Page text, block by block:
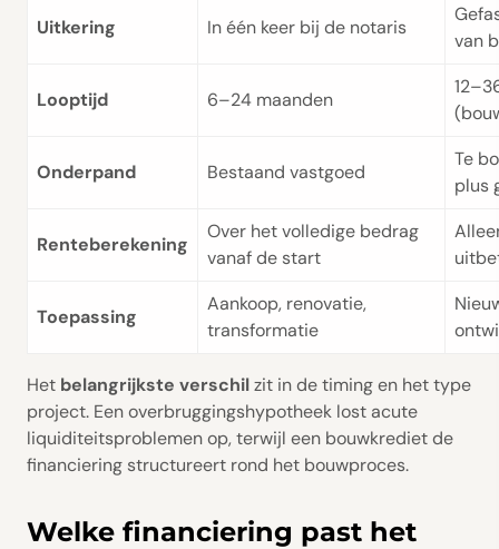
Uitkering In één keer bij de notaris
van
Looptijd 6–24 maanden
Onderpand Bestaand vastgoed
Te
plus
Renteberekening
Over het volledige bedrag
vanaf de start
Toepassing
Aankoop, renovatie,
transformatie
Het belangrijkste verschilzit in de timing en het type
project. Een overbruggingshypotheek lost acute
liquiditeitsproblemen op, terwijl een bouwkrediet de
financiering structureert rond het bouwproces.
Welke financiering past het